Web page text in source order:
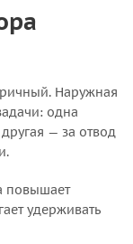
Наружная
одна
— за отвод
повышает
удерживать